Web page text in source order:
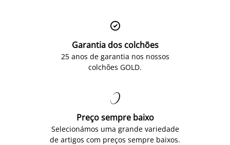

Garantia dos colchões
25 anos de garantia nos nossos
colchões GOLD.

Preço sempre baixo
Selecionámos uma grande variedade
de artigos com preços sempre baixos.